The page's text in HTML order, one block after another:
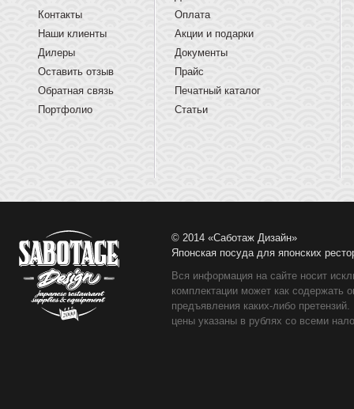
Контакты
Наши клиенты
Дилеры
Оставить отзыв
Обратная связь
Портфолио
Оплата
Акции и подарки
Документы
Прайс
Печатный каталог
Статьи
© 2014 «Саботаж Дизайн»
Японская посуда для японских
Вся информация на сайте носит
комплектации может как содержать
предъявления каких-либо
цены указаны в рублях со всеми